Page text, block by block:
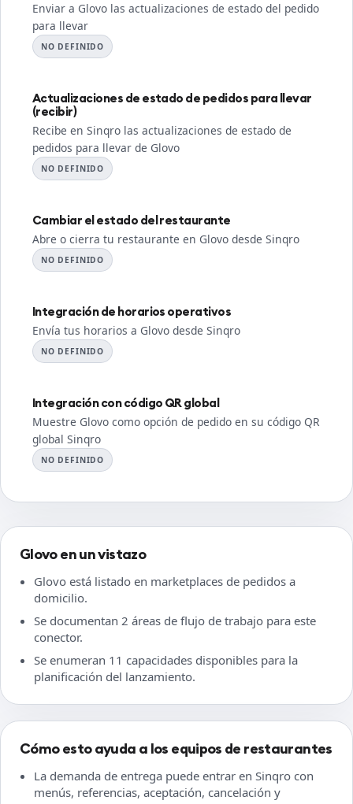
Enviar a Glovo las actualizaciones de estado del pedido
para llevar
NO DEFINIDO
Actualizaciones de estado de pedidos para llevar
(recibir)
Recibe en Sinqro las actualizaciones de estado de
pedidos para llevar de Glovo
NO DEFINIDO
Cambiar el estado del restaurante
Abre o cierra tu restaurante en Glovo desde Sinqro
NO DEFINIDO
Integración de horarios operativos
Envía tus horarios a Glovo desde Sinqro
NO DEFINIDO
Integración con código QR global
Muestre Glovo como opción de pedido en su código QR
global Sinqro
NO DEFINIDO
Glovo en un vistazo
Glovo está listado en marketplaces de pedidos a
domicilio.
Se documentan 2 áreas de flujo de trabajo para este
conector.
Se enumeran 11 capacidades disponibles para la
planificación del lanzamiento.
Cómo esto ayuda a los equipos de restaurantes
La demanda de entrega puede entrar en Sinqro con
menús, referencias, aceptación, cancelación y